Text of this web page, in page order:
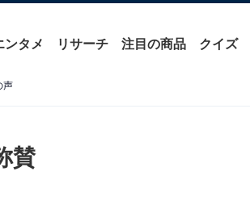
ンタメ リサーチ 注目の商品 クイズ
声
賛